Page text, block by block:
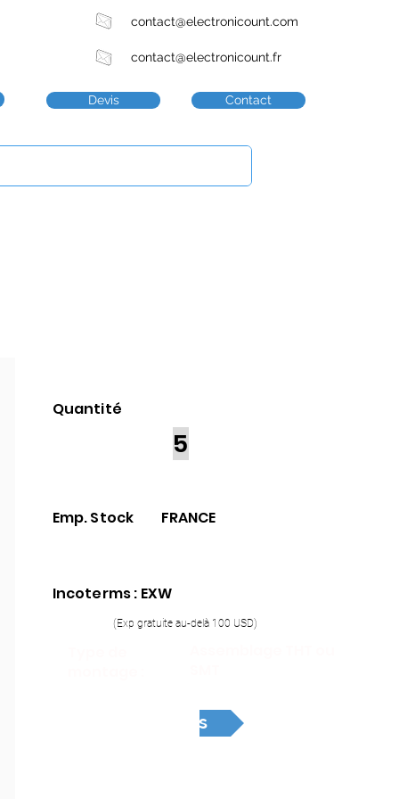
contact@electronicount.com
contact@electronicount.fr
Devis Contact
Quantité
5
Emp. Stock FRANCE
Incoterms : EXW
(Exp gratuite au-delà 100 USD)
Devis